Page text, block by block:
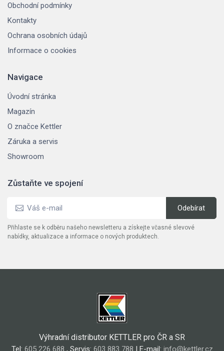
Obchodní podmínky
Kontakty
Ochrana osobních údajů
Informace o cookies
Navigace
Úvodní stránka
Magazín
O značce Kettler
Záruka a servis
Showroom
Zůstaňte ve spojení
Přihlaste se k odběru našeho newsletteru a získejte včasné slevové
nabídky, aktualizace a informace o nových produktech.
Výhradní distributor KETTLER pro ČR a SR
Tel: 605 226 688 , Servis: 603 883 788 | E-mail: info@kettler.cz